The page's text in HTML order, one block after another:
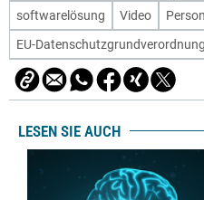
softwarelösung
Video
EU-Datenschutzgrundverordnung
LESEN SIE AUCH